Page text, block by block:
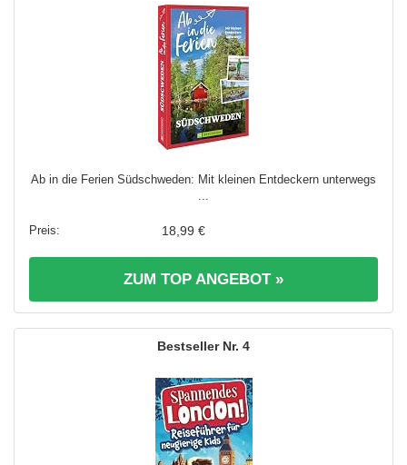
Ab in die Ferien Südschweden: Mit kleinen Entdeckern unterwegs
...
18,99 €
ZUM TOP ANGEBOT »
4